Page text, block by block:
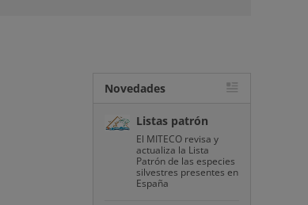
Novedades
Listas patrón
El MITECO revisa y
actualiza la Lista
Patrón de las especies
silvestres presentes en
España